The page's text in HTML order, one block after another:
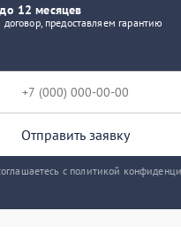
12 месяцев
предоставляем гарантию
Отправить заявку
с политикой